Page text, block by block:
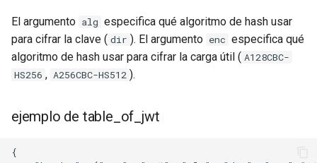
loop-detect
lua-upstream
markdown
El argumento alg especifica qué algoritmo de hash usar
para cifrar la clave ( dir ). El argumento enc especifica qué
algoritmo de hash usar para cifrar la carga útil ( A128CBC-
HS256 , A256CBC-HS512 ).
ejemplo de table_of_jwt
{